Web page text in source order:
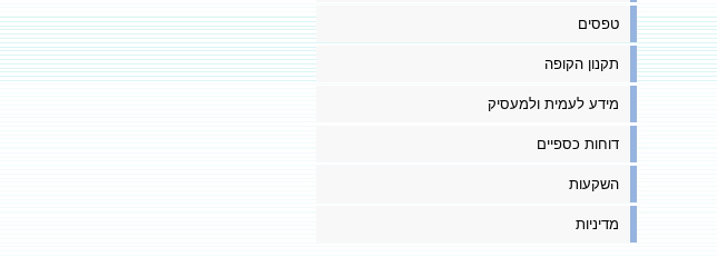
טפסים
תקנון הקופה
מידע לעמית ולמעסיק
דוחות כספיים
השקעות
מדיניות